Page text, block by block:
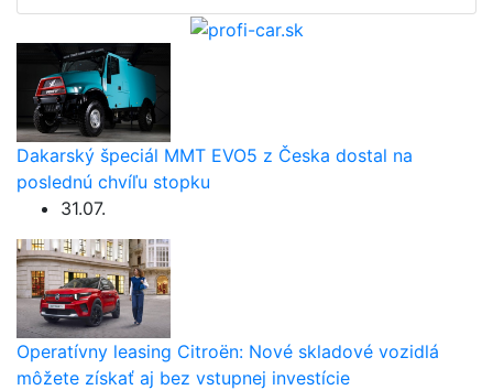
Dakarský špeciál MMT EVO5 z Česka dostal na
poslednú chvíľu stopku
31.07.
Operatívny leasing Citroën: Nové skladové vozidlá
môžete získať aj bez vstupnej investície